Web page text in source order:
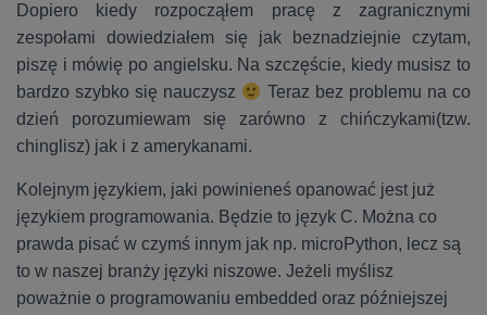
Dopiero kiedy rozpocząłem pracę z zagranicznymi
zespołami dowiedziałem się jak beznadziejnie czytam,
piszę i mówię po angielsku. Na szczęście, kiedy musisz to
bardzo szybko się nauczysz
Teraz bez problemu na co
dzień porozumiewam się zarówno z chińczykami(tzw.
chinglisz) jak i z amerykanami.
Kolejnym językiem, jaki powinieneś opanować jest już
językiem programowania. Będzie to język C. Można co
prawda pisać w czymś innym jak np. microPython, lecz są
to w naszej branży języki niszowe. Jeżeli myślisz
poważnie o programowaniu embedded oraz późniejszej